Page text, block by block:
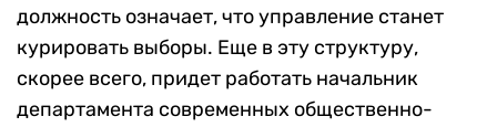
должность означает, что управление станет
курировать выборы. Еще в эту структуру,
скорее всего, придет работать начальник
департамента современных общественно-